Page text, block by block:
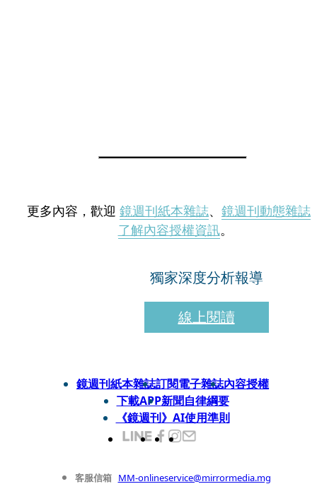
更多內容，歡迎 鏡週刊紙本雜誌、 鏡週刊動態雜誌
了解內容授權資訊。
獨家深度分析報導
線上閱讀
鏡週刊紙本雜誌訂閱電子雜誌內容授權
下載APP新聞自律綱要
《鏡週刊》AI使用準則
客服信箱 MM-onlineservice@mirrormedia.mg